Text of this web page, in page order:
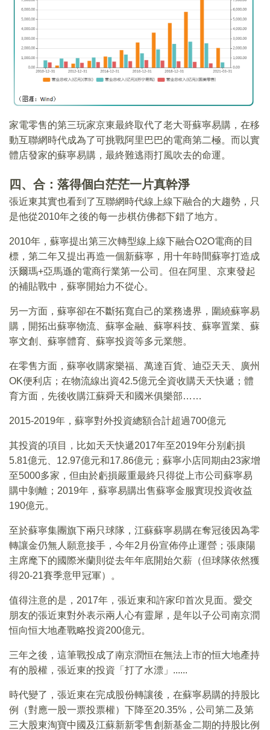
家電零售的第三玩家京東最終取代了老大哥蘇寧易購，在移
動互聯網時代成為了可挑戰阿里巴巴的電商第二極。而以實
體店發家的蘇寧易購，最終難逃雨打風吹去的命運。
四、合：落得個白茫茫一片真幹淨
張近東其實也看到了互聯網時代線上線下融合的大趨勢，只
是他從2010年之後的每一步棋仿佛都下錯了地方。
2010年，蘇寧提出第三次轉型線上線下融合O2O電商的目
標，第二年又提出再造一個新蘇寧，用十年時間蘇寧打造成
沃爾瑪+亞馬遜的電商行業第一公司。但在阿里、京東發起
的補貼戰中，蘇寧開始力不從心。
另一方面，蘇寧卻在不斷拓寬自己的業務邊界，圍繞蘇寧易
購，開拓出蘇寧物流、蘇寧金融、蘇寧科技、蘇寧置業、蘇
寧文創、蘇寧體育、蘇寧投資等多元業態。
在零售方面，蘇寧收購家樂福、萬達百貨、迪亞天天、廣州
OK便利店；在物流線出資42.5億元全資收購天天快遞；體
育方面，先後收購江蘇舜天和國米俱樂部……
2015-2019年，蘇寧對外投資總額合計超過700億元
其投資的項目，比如天天快遞2017年至2019年分别虧損
5.81億元、12.97億元和17.86億元；蘇寧小店同期由23家增
至5000多家，但由於虧損嚴重最終只得從上市公司蘇寧易
購中剝離；2019年，蘇寧易購出售蘇寧金服實現投資收益
190億元。
至於蘇寧集團旗下兩只球隊，江蘇蘇寧易購在奪冠後因為零
轉讓金仍無人願意接手，今年2月份宣佈停止運營；張康陽
主席麾下的國際米蘭則從去年年底開始欠薪（但球隊依然獲
得20-21賽季意甲冠軍）。
值得注意的是，2017年，張近東和許家印首次見面。愛交
朋友的張近東對外表示兩人心有靈犀，是年以子公司南京潤
恒向恒大地產戰略投資200億元。
三年之後，這筆戰投成了南京潤恒在無法上市的恒大地產持
有的股權，張近東的投資「打了水漂」......
時代變了，張近東在完成股份轉讓後，在蘇寧易購的持股比
例（對應一股一票投票權）下降至20.35%，公司第二及第
三大股東淘寶中國及江蘇新新零售創新基金二期的持股比例